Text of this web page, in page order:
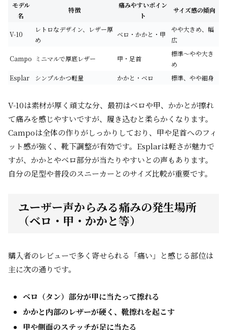
モデル
名
特徴
痛みやすいポイン
ト
サイズ感の傾向
V-10
レトロなデザイン、レザー厚
め
ベロ・かかと・甲
やや大きめ、幅
広
Campo ミニマルで厚底レザー 甲・足首
標準〜やや大き
め
Esplar
シンプルかつ軽量 かかと・ベロ 標準、やや細身
V-10は素材が厚く頑丈な分、最初はベロや甲、かかとが擦れ
て痛みを感じやすいですが、履き込むと柔らかくなります。
Campoは全体の作りがしっかりしており、甲や足首へのフィ
ット感が強く、靴下調整が有効です。Esplarは軽さが魅力で
すが、かかとやベロ部分が当たりやすいとの声もあります。
自分の足型や普段のスニーカーとのサイズ比較が重要です。
ユーザー声からみる痛みの発生場所
（ベロ・甲・かかと等）
購入者のレビューで多く寄せられる「痛い」と感じる部位は
主に次の通りです。
ベロ（タン）部分が甲に当たって擦れる
かかと内部のレザーが硬く、靴擦れを起こす
甲や側面のステッチが足に当たる